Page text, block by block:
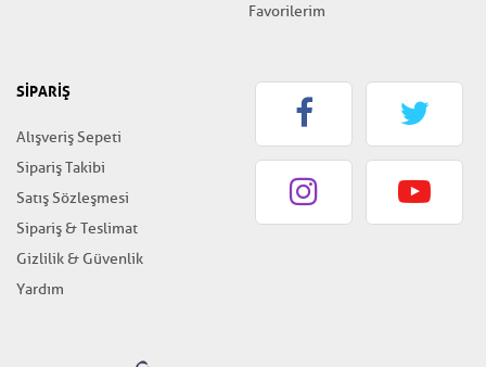
Favorilerim
SİPARİŞ
Alışveriş Sepeti
Sipariş Takibi
Satış Sözleşmesi
Sipariş & Teslimat
Gizlilik & Güvenlik
Yardım